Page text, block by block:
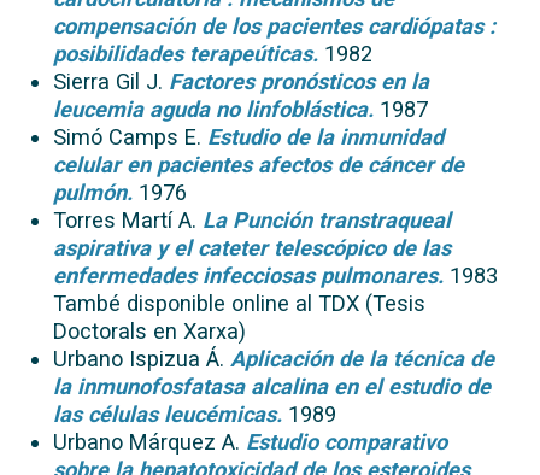
compensación de los pacientes cardiópatas :
posibilidades terapeúticas. 1982
Sierra Gil J. Factores pronósticos en la
leucemia aguda no linfoblástica. 1987
Simó Camps E. Estudio de la inmunidad
celular en pacientes afectos de cáncer de
pulmón. 1976
Torres Martí A. La Punción transtraqueal
aspirativa y el cateter telescópico de las
enfermedades infecciosas pulmonares. 1983
També disponible online al TDX (Tesis
Doctorals en Xarxa)
Urbano Ispizua Á. Aplicación de la técnica de
la inmunofosfatasa alcalina en el estudio de
las células leucémicas. 1989
Urbano Márquez A. Estudio comparativo
sobre la hepatotoxicidad de los esteroides